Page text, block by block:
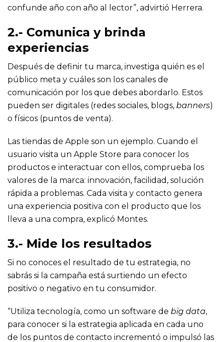
confunde año con año al lector”, advirtió Herrera.
2.- Comunica y brinda
experiencias
Después de definir tu marca, investiga quién es el
público meta y cuáles son los canales de
comunicación por los que debes abordarlo. Estos
pueden ser digitales (redes sociales, blogs, banners)
o físicos (puntos de venta).
Las tiendas de Apple son un ejemplo. Cuando el
usuario visita un Apple Store para conocer los
productos e interactuar con ellos, comprueba los
valores de la marca: innovación, facilidad, solución
rápida a problemas. Cada visita y contacto genera
una experiencia positiva con el producto que los
lleva a una compra, explicó Montes.
3.- Mide los resultados
Si no conoces el resultado de tu estrategia, no
sabrás si la campaña está surtiendo un efecto
positivo o negativo en tu consumidor.
“Utiliza tecnología, como un software de big data,
para conocer si la estrategia aplicada en cada uno
de los puntos de contacto incrementó o impulsó las